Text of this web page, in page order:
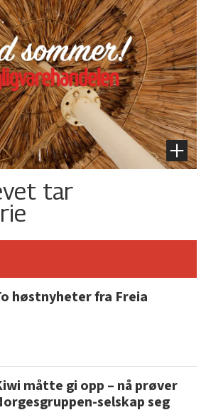
tar
høstnyheter fra Freia
måtte gi opp – nå prøver
selskap seg